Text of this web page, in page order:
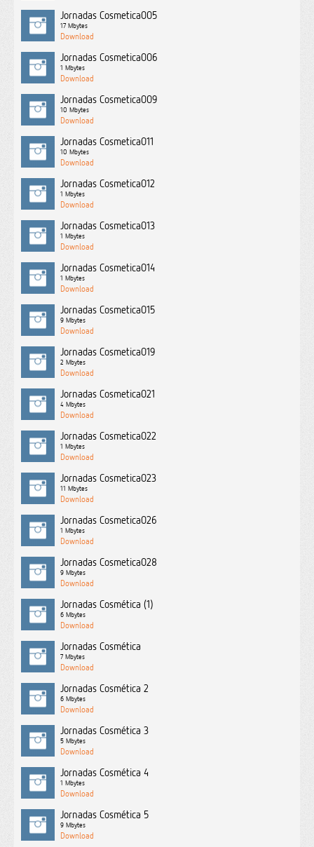
Jornadas Cosmetica005
17 Mbytes
Jornadas Cosmetica006
1 Mbytes
Jornadas Cosmetica009
10 Mbytes
Jornadas Cosmetica011
10 Mbytes
Jornadas Cosmetica012
1 Mbytes
Jornadas Cosmetica013
1 Mbytes
Jornadas Cosmetica014
1 Mbytes
Jornadas Cosmetica015
9 Mbytes
Jornadas Cosmetica019
2 Mbytes
Jornadas Cosmetica021
4 Mbytes
Jornadas Cosmetica022
1 Mbytes
Jornadas Cosmetica023
11 Mbytes
Jornadas Cosmetica026
1 Mbytes
Jornadas Cosmetica028
9 Mbytes
Jornadas Cosmética (1)
6 Mbytes
Jornadas Cosmética
7 Mbytes
Jornadas Cosmética 2
6 Mbytes
Jornadas Cosmética 3
5 Mbytes
Jornadas Cosmética 4
1 Mbytes
Jornadas Cosmética 5
9 Mbytes